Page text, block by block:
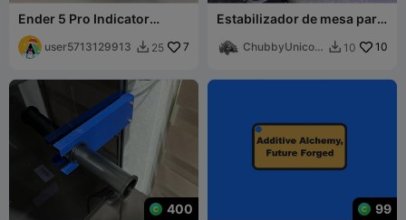
Ender 5 Pro Indicator
Mount
user5713129913  25 7
Estabilizador de mesa para
ChubbyUnicorn  10 10
400
99